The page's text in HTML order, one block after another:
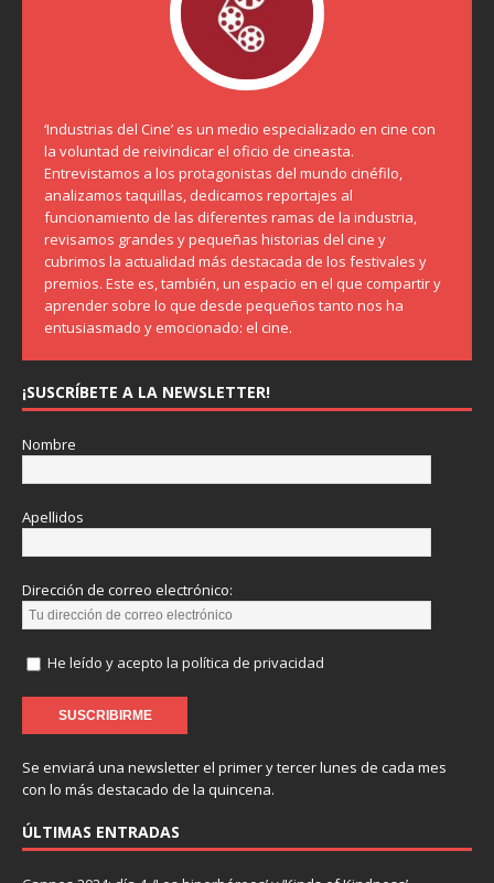
‘Industrias del Cine’ es un medio especializado en cine con
la voluntad de reivindicar el oficio de cineasta.
Entrevistamos a los protagonistas del mundo cinéfilo,
analizamos taquillas, dedicamos reportajes al
funcionamiento de las diferentes ramas de la industria,
revisamos grandes y pequeñas historias del cine y
cubrimos la actualidad más destacada de los festivales y
premios. Este es, también, un espacio en el que compartir y
aprender sobre lo que desde pequeños tanto nos ha
entusiasmado y emocionado: el cine.
¡SUSCRÍBETE A LA NEWSLETTER!
Nombre
Apellidos
Dirección de correo electrónico:
He leído y acepto la política de privacidad
Se enviará una newsletter el primer y tercer lunes de cada mes
con lo más destacado de la quincena.
ÚLTIMAS ENTRADAS